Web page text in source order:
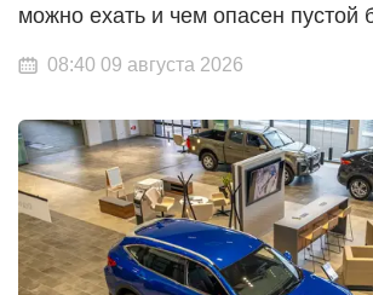
можно ехать и чем опасен пустой
08:40 09 августа 2026